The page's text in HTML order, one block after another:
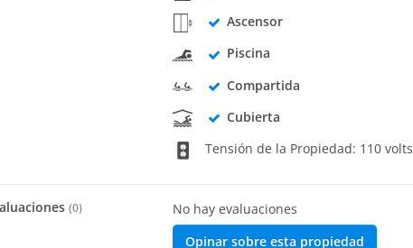
Ascensor
Piscina
Compartida
Cubierta
Tensión de la Propiedad: 110 volts
(0)
No hay evaluaciones
Opinar sobre esta propiedad